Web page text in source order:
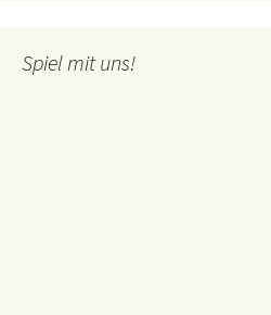
Spiel mit uns!